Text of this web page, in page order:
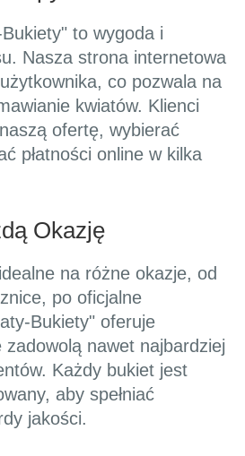
to wygoda i
Nasza strona internetowa
co pozwala na
kwiatów. Klienci
ofertę, wybierać
płatności online w kilka
Okazję
na różne okazje, od
po oficjalne
Bukiety" oferuje
zadowolą nawet najbardziej
Każdy bukiet jest
aby spełniać
jakości.